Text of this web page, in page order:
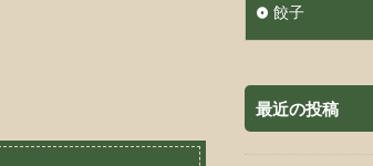
餃子
最近の投稿